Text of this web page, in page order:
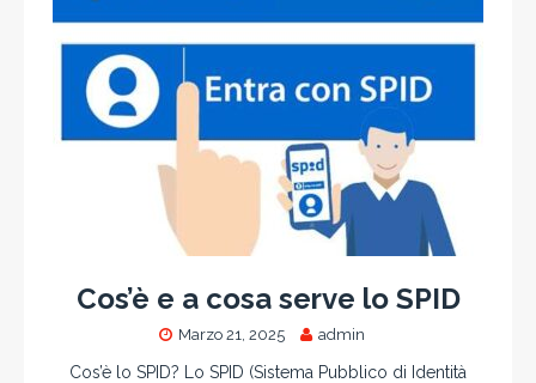
Cos’è e a cosa serve lo SPID
Marzo 21, 2025 admin
Cos’è lo SPID? Lo SPID (Sistema Pubblico di Identità